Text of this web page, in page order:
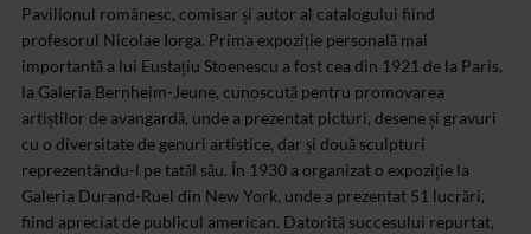
Pavilionul românesc, comisar și autor al catalogului fiind
profesorul Nicolae Iorga. Prima expoziție personală mai
importantă a lui Eustațiu Stoenescu a fost cea din 1921 de la Paris,
la Galeria Bernheim-Jeune, cunoscută pentru promovarea
artiștilor de avangardă, unde a prezentat picturi, desene și gravuri
cu o diversitate de genuri artistice, dar și două sculpturi
reprezentându-l pe tatăl său. În 1930 a organizat o expoziție la
Galeria Durand-Ruel din New York, unde a prezentat 51 lucrări,
fiind apreciat de publicul american. Datorită succesului repurtat,